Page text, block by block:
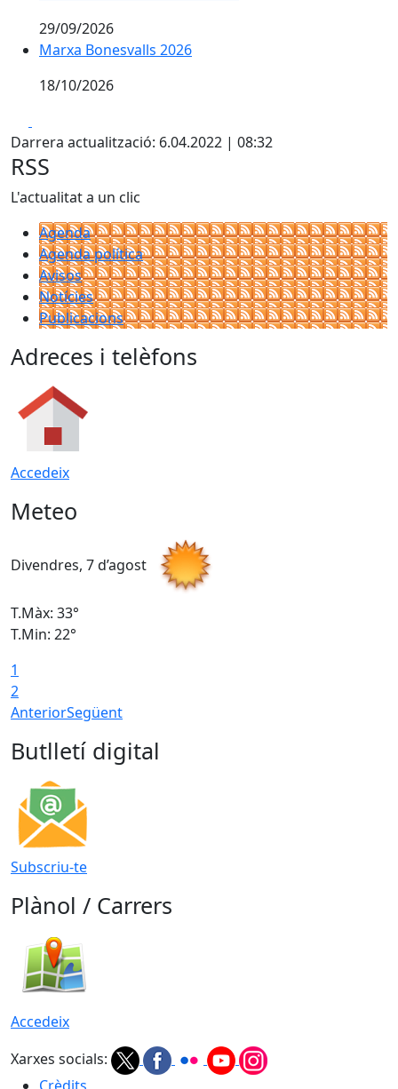
29/09/2026
Marxa Bonesvalls 2026
Marxa Bonesvalls 2026
18/10/2026
Darrera actualització: 6.04.2022 | 08:32
RSS
L'actualitat a un clic
Agenda
Agenda política
Avisos
Notícies
Publicacions
Adreces i telèfons
Accedeix
Meteo
Divendres, 7 d’agost
T.Màx: 33°
T.Min: 22°
1
2
AnteriorSegüent
Butlletí digital
Subscriu-te
Plànol / Carrers
Accedeix
Xarxes socials: